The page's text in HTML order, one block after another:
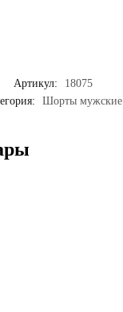
Артикул:
18075
Шорты мужские